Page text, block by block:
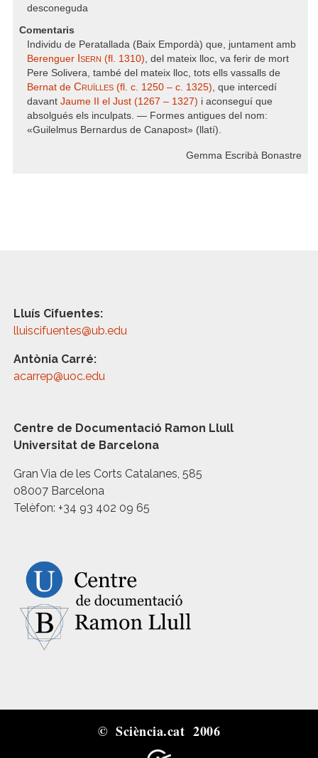
desconeguda
Comentaris
Individu de Peratallada (Baix Empordà) que, juntament amb
Berenguer Isern (fl. 1310), del mateix lloc, va ferir de mort
Pere Solivera, també del mateix lloc, tots ells vassalls de
Bernat de Cruïlles (fl. c. 1250 – c. 1325), que intercedí
davant Jaume II el Just (1267 – 1327) i aconseguí que
absolgués els inculpats. — Formes antigues del nom:
«Guilelmus Bernardus de Canapost» (llatí).
Gemma Escribà Bonastre
Lluís Cifuentes:
lluiscifuentes@ub.edu
Antònia Carré:
acarrep@uoc.edu
Centre de Documentació Ramon Llull
Universitat de Barcelona
Gran Via de les Corts Catalanes, 585
08007 Barcelona
Telèfon: +34 93 402 09 65
© Sciència.cat 2006